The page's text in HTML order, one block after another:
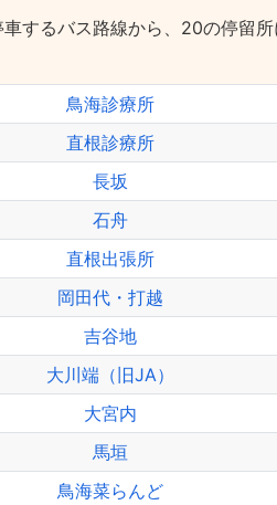
するバス路線から、20の停留所
鳥海診療所
直根診療所
長坂
石舟
直根出張所
岡田代・打越
吉谷地
大川端（旧JA）
大宮内
馬垣
鳥海菜らんど